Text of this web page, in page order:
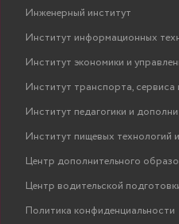
Инженерный институт
Институт информационных
Институт экономики и
Институт транспорта, сервиса
Институт педагогики и
Институт пищевых технологий
Центр дополнительного
Центр водительской
Политика конфиденциальности